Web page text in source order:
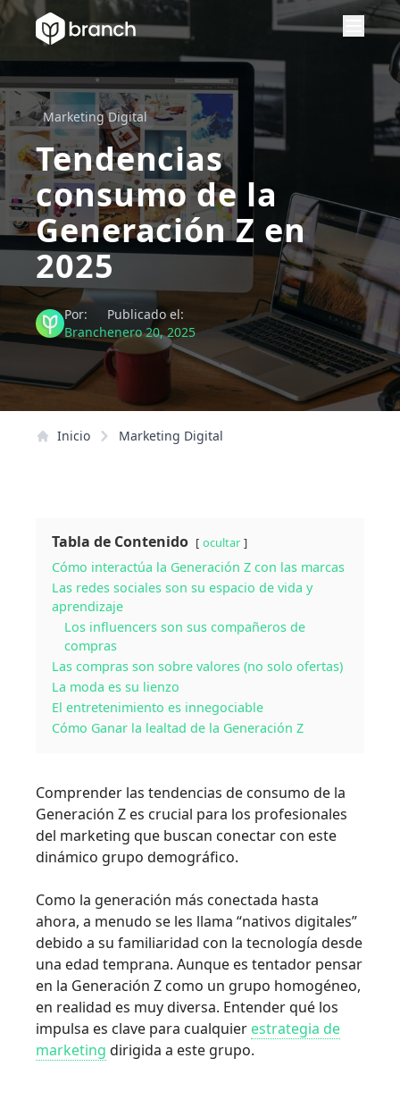
Marketing Digital
Tendencias
consumo de la
Generación Z en
2025
Por:
Branch
Publicado el:
enero 20, 2025
Inicio Marketing Digital
Tabla de Contenido ocultar
Cómo interactúa la Generación Z con las marcas
Las redes sociales son su espacio de vida y
aprendizaje
Los influencers son sus compañeros de
compras
Las compras son sobre valores (no solo ofertas)
La moda es su lienzo
El entretenimiento es innegociable
Cómo Ganar la lealtad de la Generación Z
Comprender las tendencias de consumo de la
Generación Z es crucial para los profesionales
del marketing que buscan conectar con este
dinámico grupo demográfico.
Como la generación más conectada hasta
ahora, a menudo se les llama “nativos digitales”
debido a su familiaridad con la tecnología desde
una edad temprana. Aunque es tentador pensar
en la Generación Z como un grupo homogéneo,
en realidad es muy diversa. Entender qué los
impulsa es clave para cualquier estrategia de
marketing dirigida a este grupo.